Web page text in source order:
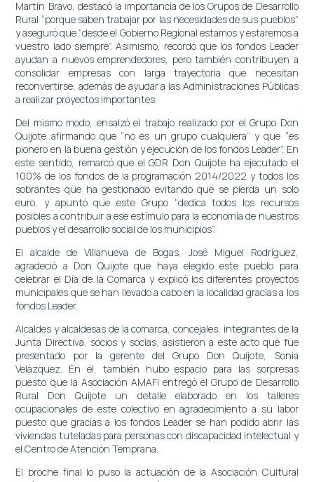
Martín Bravo, destacó la importancia de los Grupos de Desarrollo
Rural “porque saben trabajar por las necesidades de sus pueblos”
y aseguró que “desde el Gobierno Regional estamos y estaremos a
vuestro lado siempre”. Asimismo, recordó que los fondos Leader
ayudan a nuevos emprendedores, pero también contribuyen a
consolidar empresas con larga trayectoria que necesitan
reconvertirse, además de ayudar a las Administraciones Públicas
a realizar proyectos importantes.
Del mismo modo, ensalzó el trabajo realizado por el Grupo Don
Quijote afirmando que “no es un grupo cualquiera” y que “es
pionero en la buena gestión y ejecución de los fondos Leader”. En
este sentido, remarcó que el GDR Don Quijote ha ejecutado el
100% de los fondos de la programación 2014/2022 y todos los
sobrantes que ha gestionado evitando que se pierda un solo
euro, y apuntó que este Grupo “dedica todos los recursos
posibles a contribuir a ese estímulo para la economía de nuestros
pueblos y el desarrollo social de los municipios”.
El alcalde de Villanueva de Bogas, José Miguel Rodríguez,
agradeció a Don Quijote que haya elegido este pueblo para
celebrar el Día de la Comarca y explicó los diferentes proyectos
municipales que se han llevado a cabo en la localidad gracias a los
fondos Leader.
Alcaldes y alcaldesas de la comarca, concejales, integrantes de la
Junta Directiva, socios y socias, asistieron a este acto que fue
presentado por la gerente del Grupo Don Quijote, Sonia
Velázquez. En él, también hubo espacio para las sorpresas
puesto que la Asociación AMAFI entregó el Grupo de Desarrollo
Rural Don Quijote un detalle elaborado en los talleres
ocupacionales de este colectivo en agradecimiento a su labor
puesto que gracias a los fondos Leader se han podido abrir las
viviendas tuteladas para personas con discapacidad intelectual y
el Centro de Atención Temprana.
El broche final lo puso la actuación de la Asociación Cultural